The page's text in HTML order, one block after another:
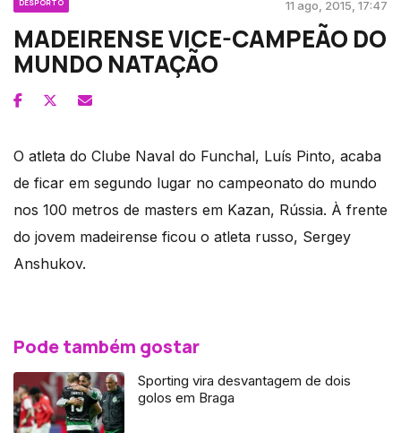
DESPORTO 11 ago, 2015, 17:47
MADEIRENSE VICE-CAMPEÃO DO
MUNDO NATAÇÃO
O atleta do Clube Naval do Funchal, Luís Pinto, acaba
de ficar em segundo lugar no campeonato do mundo
nos 100 metros de masters em Kazan, Rússia. À frente
do jovem madeirense ficou o atleta russo, Sergey
Anshukov.
Pode também gostar
Sporting vira desvantagem de dois
golos em Braga